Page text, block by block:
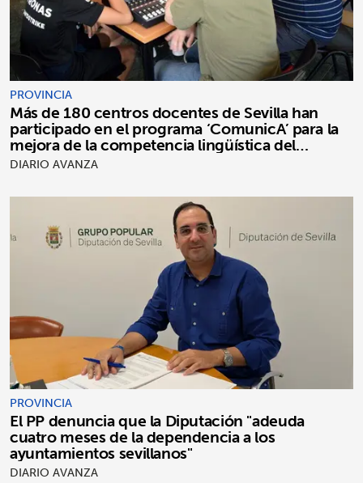
PROVINCIA
Más de 180 centros docentes de Sevilla han
participado en el programa ‘ComunicA’ para la
mejora de la competencia lingüística del
alumnado
DIARIO AVANZA
PROVINCIA
El PP denuncia que la Diputación "adeuda
cuatro meses de la dependencia a los
ayuntamientos sevillanos"
DIARIO AVANZA